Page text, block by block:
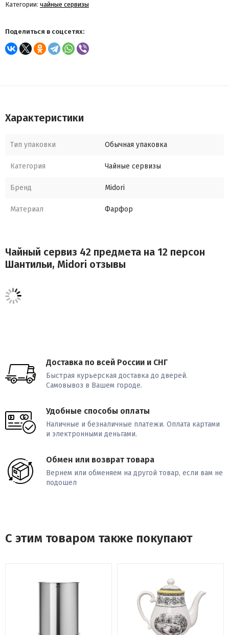
Категории: чайные сервизы
Поделиться в соцсетях:
Характеристики
Тип упаковки Обычная упаковка
Категория Чайные сервизы
Бренд Midori
Материал Фарфор
Чайный сервиз 42 предмета на 12 персон
Шантильи, Midori отзывы
Доставка по всей России и СНГ
Быстрая курьерская доставка до дверей.
Самовывоз в Вашем городе.
Удобные способы оплаты
Наличные и безналичные платежи. Оплата картами
и электронными деньгами.
Обмен или возврат товара
Вернем или обменяем на другой товар, если вам не
подошел
С этим товаром также покупают